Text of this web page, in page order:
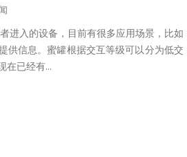
进入的设备，目前有很多应用场景，比如
供信息。蜜罐根据交互等级可以分为低交
在已经有...